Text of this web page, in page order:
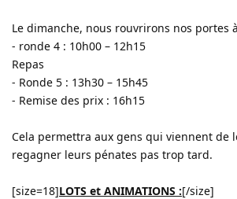
Le dimanche, nous rouvrirons nos portes
- ronde 4 : 10h00 – 12h15
Repas
- Ronde 5 : 13h30 – 15h45
- Remise des prix : 16h15
Cela permettra aux gens qui viennent de
regagner leurs pénates pas trop tard.
[size=18]LOTS et ANIMATIONS :[/size]